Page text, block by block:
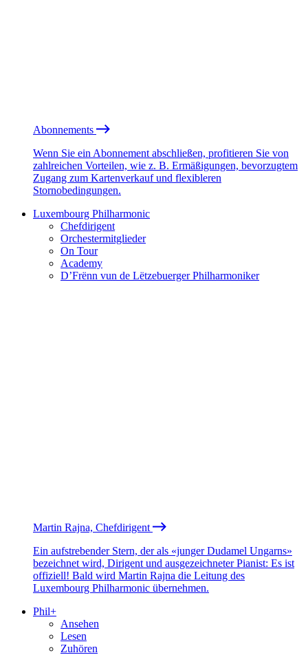
Abonnements
Wenn Sie ein Abonnement abschließen, profitieren Sie von
zahlreichen Vorteilen, wie z. B. Ermäßigungen, bevorzugtem
Zugang zum Kartenverkauf und flexibleren
Stornobedingungen.
Luxembourg Philharmonic
Chefdirigent
Orchestermitglieder
On Tour
Academy
D’Frënn vun de Lëtzebuerger Philharmoniker
Martin Rajna, Chefdirigent
Ein aufstrebender Stern, der als «junger Dudamel Ungarns»
bezeichnet wird, Dirigent und ausgezeichneter Pianist: Es ist
offiziell! Bald wird Martin Rajna die Leitung des
Luxembourg Philharmonic übernehmen.
Phil+
Ansehen
Lesen
Zuhören